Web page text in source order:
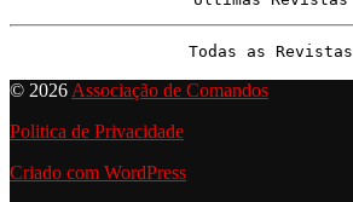
Todas as Revistas
© 2026Associação de Comandos
Politica de Privacidade
Criado com WordPress